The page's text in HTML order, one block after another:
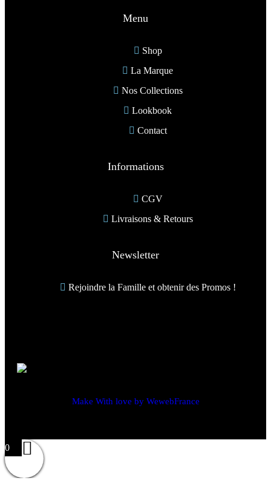
Menu
Shop
La Marque
Nos Collections
Lookbook
Contact
Informations
CGV
Livraisons & Retours
Newsletter
Rejoindre la Famille et obtenir des Promos !
Make With love by WewebFrance
0